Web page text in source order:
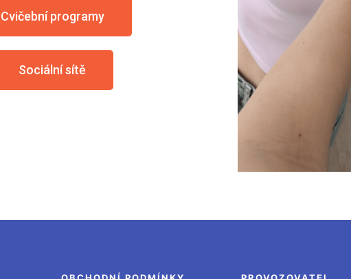
Cvičební programy
Sociální sítě